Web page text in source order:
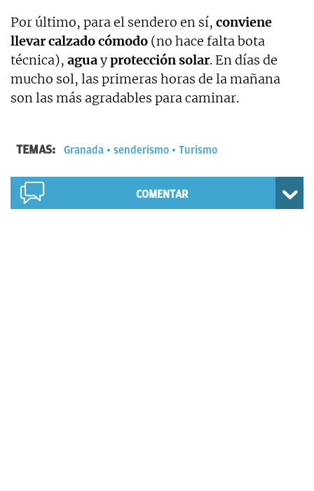
Por último, para el sendero en sí, conviene
llevar calzado cómodo (no hace falta bota
técnica), aguayprotección solar. En días de
mucho sol, las primeras horas de la mañana
son las más agradables para caminar.
TEMAS: Granada senderismo Turismo
COMENTAR